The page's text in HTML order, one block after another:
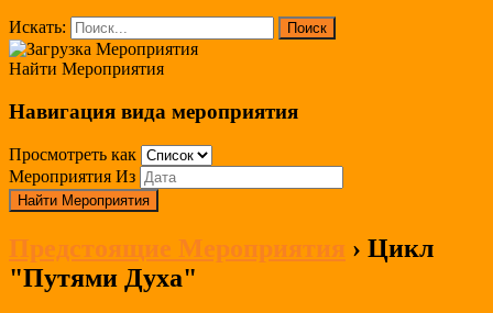
Искать:
Найти Мероприятия
Навигация вида мероприятия
Просмотреть как
Мероприятия Из
Предстоящие Мероприятия › Цикл
"Путями Духа"